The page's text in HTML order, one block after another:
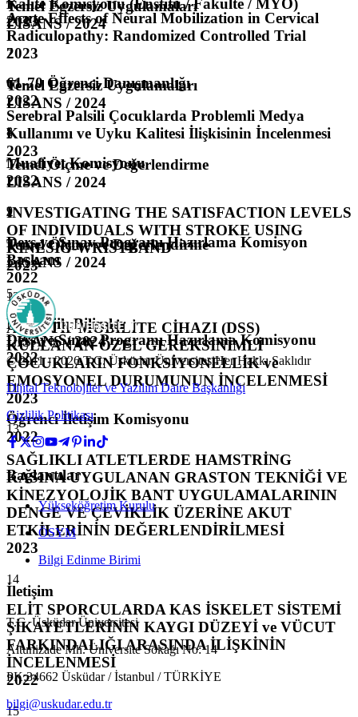
Acute Effects of Neural Mobilization in Cervical
Radiculopathy: Randomized Controlled Trial
2023
10
Serebral Palsili Çocuklarda Problemli Medya
Kullanımı ve Uyku Kalitesi İlişkisinin İncelenmesi
2023
11
INVESTIGATING THE SATISFACTION LEVELS
OF INDIVIDUALS WITH STROKE USING
KINESIO-WRISTBAND
2023
12
ADAPTİF MOBİLİTE CİHAZI (DSS)
KULLANAN ÖZEL GEREKSİNİMLİ
ÇOCUKLARIN FONKSİYONELLİK ve
EMOSYONEL DURUMUNUN İNCELENMESİ
2023
13
SAĞLIKLI ATLETLERDE HAMSTRİNG
KASINA UYGULANAN GRASTON TEKNİĞİ VE
KİNEZYOLOJİK BANT UYGULAMALARININ
DENGE VE ÇEVİKLİK ÜZERİNE AKUT
ETKİLERİNİN DEĞERLENDİRİLMESİ
2023
14
ELİT SPORCULARDA KAS İSKELET SİSTEMİ
ŞİKAYETLERİNİN KAYGI DÜZEYİ ve VÜCUT
FARKINDALIĞI ARASINDA İLİŞKİNİN
İNCELENMESİ
2022
15
Kalite Komisyonu (Enstitü / Fakülte / MYO)
2023
7
61-70 Öğrenci Danışmanlığı
2022
8
Muafiyet Komisyonu
2022
9
Ders ve Sınav Programı Hazırlama Komisyon
Başkanı
2022
10
Ders ve Sınav Programı Hazırlama Komisyonu
2022
11
Öğrenci İletişim Komisyonu
2022
Temel Egzersiz Uygulamaları
LISANS / 2024
2
Temel Egzersiz Uygulamaları
LISANS / 2024
3
Temel Ölçme ve Değerlendirme
LISANS / 2024
4
Temel Ölçme ve Değerlendirme
LISANS / 2024
5
Nörolojik Bilimler
LISANS / 2024
© 2011 -2026T.C.Üsküdar ÜniversitesiHer Hakkı Saklıdır
Dijital Teknolojiler ve Yazılım Daire Başkanlığı
Gizlilik Politikası
Bağlantılar
Yükseköğretim Kurulu
ÖSYM
Bilgi Edinme Birimi
İletişim
T.C. Üsküdar Üniversitesi
Altunizade Mh. Üniversite Sokağı No: 14
PK:34662 Üsküdar / İstanbul / TÜRKİYE
bilgi@uskudar.edu.tr